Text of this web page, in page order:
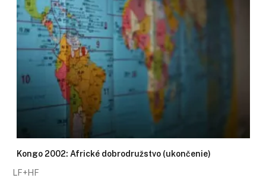
Kongo 2002: Africké dobrodružstvo (ukončenie)
LF+HF